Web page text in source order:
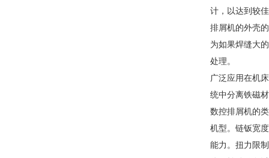
计，以达到较
排屑机的外壳
为如果焊缝大
处理。
广泛应用在机
统中分离铁磁
数控排屑机的
机型。链钣宽
能力。扭力限